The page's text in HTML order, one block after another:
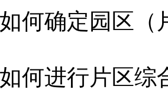
确定园区（
进行片区综